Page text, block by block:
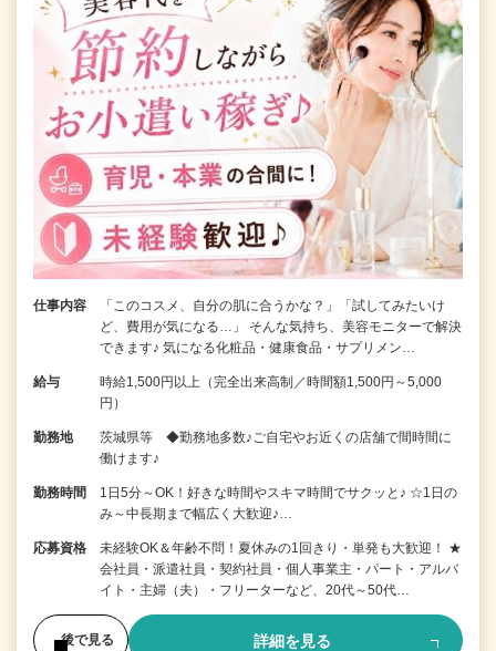
仕事内容
「このコスメ、自分の肌に合うかな？」「試してみたいけ
ど、費用が気になる…」 そんな気持ち、美容モニターで解決
できます♪ 気になる化粧品・健康食品・サプリメン…
給与
時給1,500円以上（完全出来高制／時間額1,500円～5,000
円）
勤務地
茨城県等 ◆勤務地多数♪ご自宅やお近くの店舗で間時間に
働けます♪
勤務時間
1日5分～OK！好きな時間やスキマ時間でサクッと♪ ☆1日の
み～中長期まで幅広く大歓迎♪…
応募資格
未経験OK＆年齢不問！夏休みの1回きり・単発も大歓迎！ ★
会社員・派遣社員・契約社員・個人事業主・パート・アルバ
イト・主婦（夫）・フリーターなど、20代～50代…
後で見る 詳細を見る